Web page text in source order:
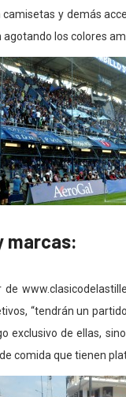
y demás
los colores
marcas:
“tendrán un
exclusivo de ellas,
comida que tienen